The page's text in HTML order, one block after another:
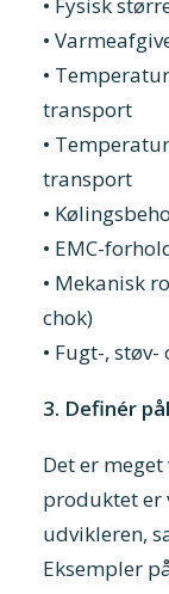
•
•
transport
•
transport
•
• EMC-
• Mekanisk
chok)
• Fugt-,
3. Definér
Det er
produktet er
udvikleren,
Eksempler